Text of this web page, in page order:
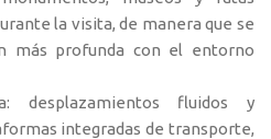
la visita, de manera que se
más profunda con el entorno
desplazamientos fluidos y
integradas de transporte,